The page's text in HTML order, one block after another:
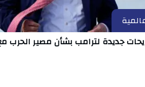
جديدة لترامب بشأن مصير الحرب